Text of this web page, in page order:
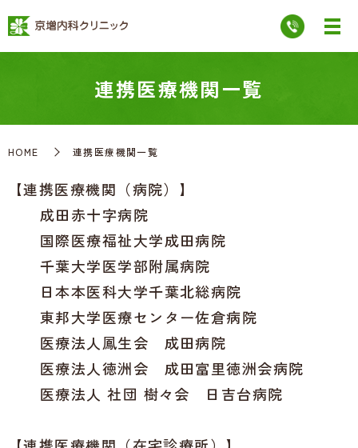
連携医療機関一覧
HOME 連携医療機関一覧
【連携医療機関（病院）】
成田赤十字病院
国際医療福祉大学成田病院
千葉大学医学部附属病院
日本本医科大学千葉北総病院
東邦大学医療センター佐倉病院
医療法人鳳生会 成田病院
医療法人徳洲会 成田富里徳洲会病院
医療法人 社団 樹々会 日吉台病院